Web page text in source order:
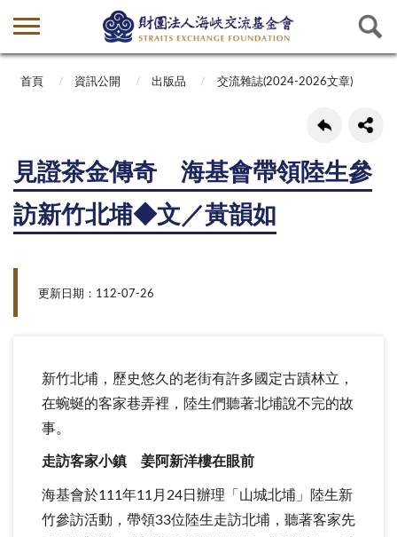
首頁 資訊公開 出版品 交流雜誌(2024-2026文章)
見證茶金傳奇 海基會帶領陸生參
訪新竹北埔◆文／黃韻如
更新日期：112-07-26
新竹北埔，歷史悠久的老街有許多國定古蹟林立，
在蜿蜒的客家巷弄裡，陸生們聽著北埔說不完的故
事。
走訪客家小鎮 姜阿新洋樓在眼前
海基會於111年11月24日辦理「山城北埔」陸生新
竹參訪活動，帶領33位陸生走訪北埔，聽著客家先